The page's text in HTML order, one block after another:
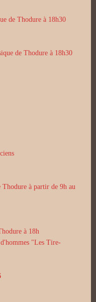
de Thodure à 18h30
de Thodure à 18h30
Thodure à partir de 9h au
à 18h
"Les Tire-